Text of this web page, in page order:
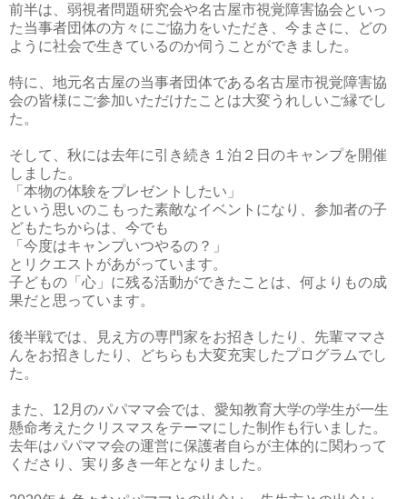
前半は、弱視者問題研究会や名古屋市視覚障害協会といっ
た当事者団体の方々にご協力をいただき、今まさに、どの
ように社会で生きているのか伺うことができました。
特に、地元名古屋の当事者団体である名古屋市視覚障害協
会の皆様にご参加いただけたことは大変うれしいご縁でし
た。
そして、秋には去年に引き続き１泊２日のキャンプを開催
しました。
「本物の体験をプレゼントしたい」
という思いのこもった素敵なイベントになり、参加者の子
どもたちからは、今でも
「今度はキャンプいつやるの？」
とリクエストがあがっています。
子どもの「心」に残る活動ができたことは、何よりもの成
果だと思っています。
後半戦では、見え方の専門家をお招きしたり、先輩ママさ
んをお招きしたり、どちらも大変充実したプログラムでし
た。
また、12月のパパママ会では、愛知教育大学の学生が一生
懸命考えたクリスマスをテーマにした制作も行いました。
去年はパパママ会の運営に保護者自らが主体的に関わって
くださり、実り多き一年となりました。